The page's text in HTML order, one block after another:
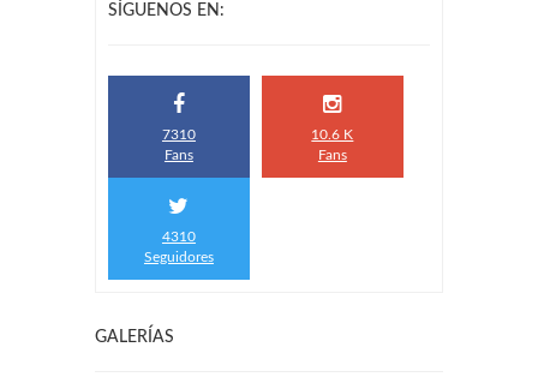
SÍGUENOS EN:
7310
Fans
10.6 K
Fans
4310
Seguidores
GALERÍAS